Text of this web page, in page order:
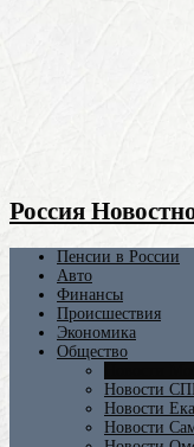
Россия
Пенсии в России
Авто
Финансы
Происшествия
Экономика
Общество
Новости
Новости
Новости